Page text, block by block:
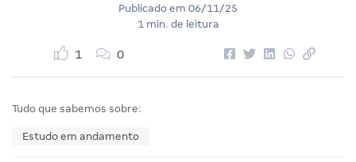
Publicado em 06/11/25
1 min. de leitura
1 0
Tudo que sabemos sobre:
Estudo em andamento